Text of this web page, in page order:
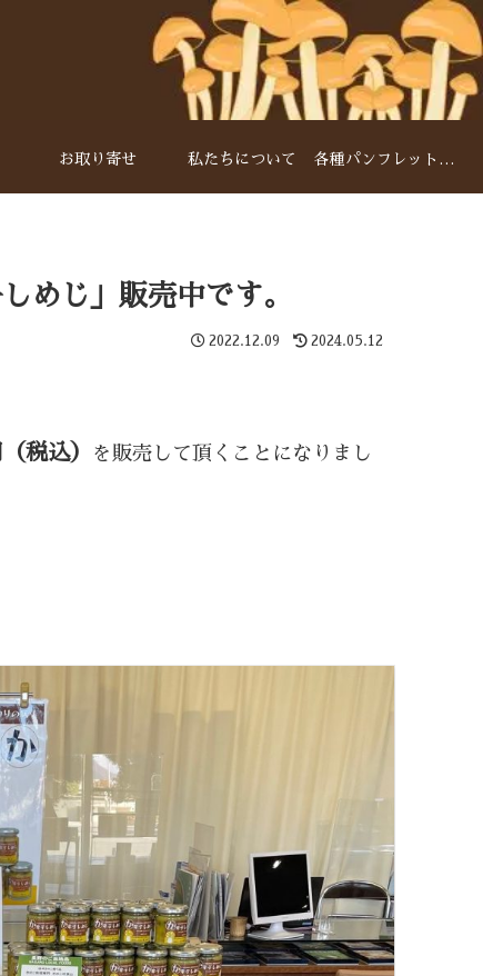
お取り寄せ 私たちについて 各種パンフレットダウンロード
めじ」販売中です。
2022.12.09 2024.05.12
税込）
を販売して頂くことになりまし